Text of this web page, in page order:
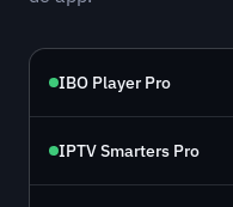
IBO Player Pro
IPTV Smarters Pro